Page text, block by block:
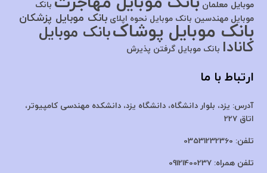
موبایل معلمان
بانک
موبایل مهندسین بانک موبایل نحوه اپلای بانک موبایل پزشکان
بانک موبایل پوشاکبانک موبایل
کانادا بانک موبایل گرفتن پذیرش
ارتباط با ما
آدرس: یزد، بلوار دانشگاه، دانشگاه یزد،دانشکده مهندسی کامپیوتر،
اتاق 227
تلفن: 03531232360
تلفن همراه: 09121400237